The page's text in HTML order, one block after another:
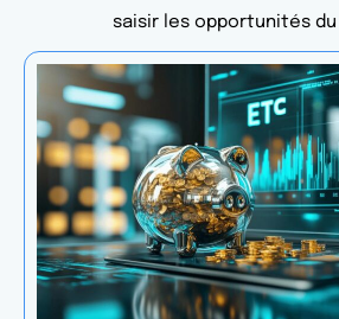
saisir les opportunités